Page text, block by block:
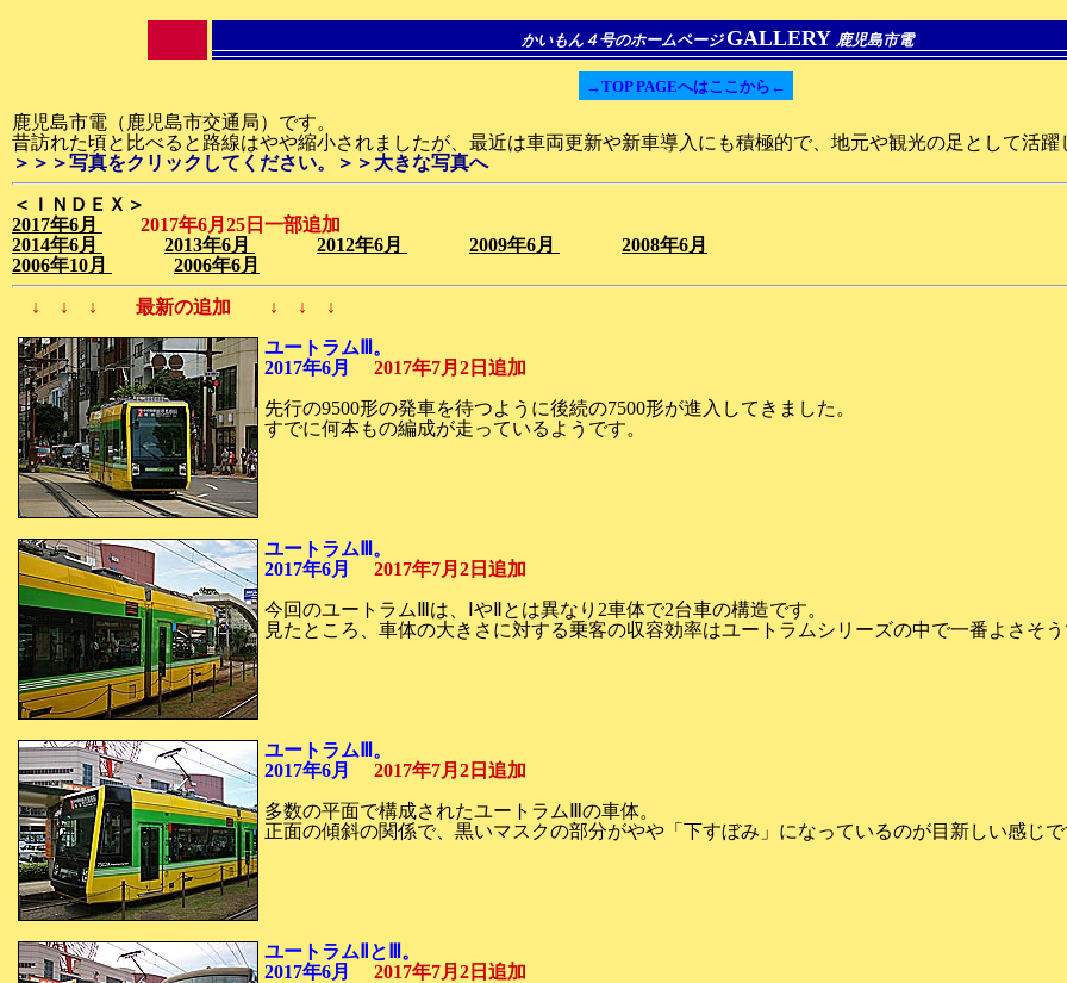
かいもん４号のホームページGALLERY 鹿児島市電
→TOP PAGEへはここから←
鹿児島市電（鹿児島市交通局）です。
昔訪れた頃と比べると路線はやや縮小されましたが、最近は車両更新や新車導入にも積極的で、地元や観光の足として活躍
＞＞＞写真をクリックしてください。＞＞大きな写真へ
＜ＩＮＤＥＸ＞
2017年6月
2017年6月25日一部追加
2014年6月
2013年6月 2012年6月 2009年6月
2008年6月
2006年10月
2006年6月
↓ ↓ ↓ 最新の追加 ↓ ↓ ↓
ユートラムⅢ。
2017年6月
2017年7月2日追加
先行の9500形の発車を待つように後続の7500形が進入してきました。
すでに何本もの編成が走っているようです。
ユートラムⅢ。
2017年6月
2017年7月2日追加
今回のユートラムⅢは、ⅠやⅡとは異なり2車体で2台車の構造です。
見たところ、車体の大きさに対する乗客の収容効率はユートラムシリーズの中で一番よさそ
ユートラムⅢ。
2017年6月
2017年7月2日追加
多数の平面で構成されたユートラムⅢの車体。
正面の傾斜の関係で、黒いマスクの部分がやや「下すぼみ」になっているのが目新しい感じ
ユートラムⅡとⅢ。
2017年6月
2017年7月2日追加